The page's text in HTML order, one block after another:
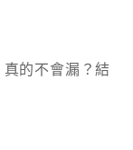
的不會漏？結